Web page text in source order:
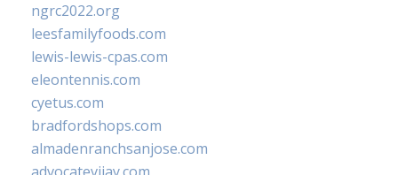
ngrc2022.org
leesfamilyfoods.com
lewis-lewis-cpas.com
eleontennis.com
cyetus.com
bradfordshops.com
almadenranchsanjose.com